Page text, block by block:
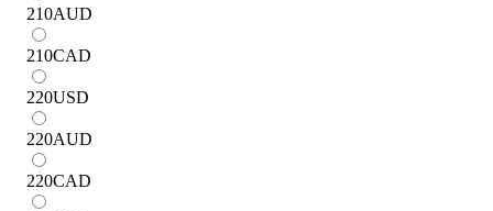
210AUD
210CAD
220USD
220AUD
220CAD